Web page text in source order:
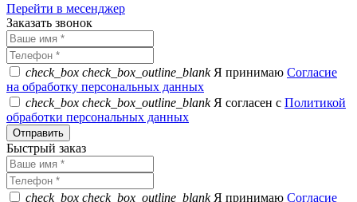
Перейти в месенджер
Заказать звонок
check_box check_box_outline_blankЯ принимаю Согласие
на обработку персональных данных
check_box check_box_outline_blankЯ согласен с Политикой
обработки персональных данных
Быстрый заказ
check_box check_box_outline_blankЯ принимаю Согласие